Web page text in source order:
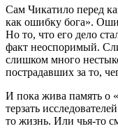
Сам Чикатило перед
как ошибку бога».
Но то, что его дело
факт неоспоримый.
слишком много
пострадавших за то,
И пока жива память о
терзать
то жизнь. Или чья-то